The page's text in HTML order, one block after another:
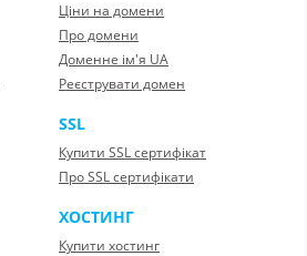
Ціни на домени
Про домени
Доменне ім'я UA
Реєструвати домен
SSL
Купити SSL сертифікат
Про SSL сертифікати
ХОСТИНГ
Купити хостинг